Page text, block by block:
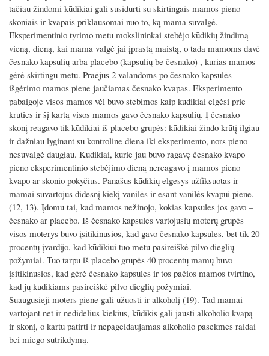
tačiau žindomi kūdikiai gali susidurti su skirtingais mamos pieno
skoniais ir kvapais priklausomai nuo to, ką mama suvalgė.
Eksperimentinio tyrimo metu mokslininkai stebėjo kūdikių žindimą
vieną, dieną, kai mama valgė jai įprastą maistą, o tada mamoms davė
česnako kapsulių arba placebo (kapsulių be česnako) , kurias mamos
gėrė skirtingu metu. Praėjus 2 valandoms po česnako kapsulės
išgėrimo mamos piene jaučiamas česnako kvapas. Eksperimento
pabaigoje visos mamos vėl buvo stebimos kaip kūdikiai elgėsi prie
krūties ir šį kartą visos mamos gavo česnako kapsulių. Į česnako
skonį reagavo tik kūdikiai iš placebo grupės: kūdikiai žindo krūtį ilgiau
ir dažniau lyginant su kontroline diena iki eksperimento, nors pieno
nesuvalgė daugiau. Kūdikiai, kurie jau buvo ragavę česnako kvapo
pieno eksperimentinio stebėjimo dieną nereagavo į mamos pieno
kvapo ar skonio pokyčius. Panašus kūdikių elgesys užfiksuotas ir
mamai suvartojus didesnį kiekį vanilės ir esant vanilės kvapui piene.
(12, 13). Įdomu tai, kad mamos nežinojo, kokias kapsules jos gavo –
česnako ar placebo. Iš česnako kapsules vartojusių moterų grupės
visos moterys buvo įsitikinusios, kad gavo česnako kapsules, bet tik 20
procentų įvardijo, kad kūdikiui tuo metu pasireiškė pilvo dieglių
požymiai. Tuo tarpu iš placebo grupės 40 procentų mamų buvo
įsitikinusios, kad gėrė česnako kapsules ir tos pačios mamos tvirtino,
kad jų kūdikiams pasireiškė pilvo dieglių požymiai.
Suaugusieji moters piene gali užuosti ir alkoholį (19). Tad mamai
vartojant net ir nedidelius kiekius, kūdikis gali jausti alkoholio kvapą
ir skonį, o kartu patirti ir nepageidaujamas alkoholio pasekmes raidai
bei miego sutrikdymą.